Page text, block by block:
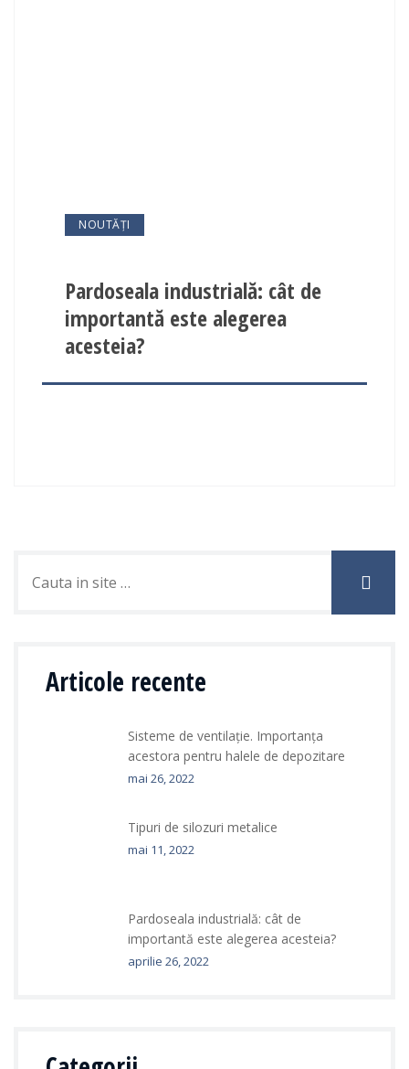
NOUTĂȚI
Pardoseala industrială: cât de
importantă este alegerea
acesteia?
Articole recente
Sisteme de ventilație. Importanța
acestora pentru halele de depozitare
mai 26, 2022
Tipuri de silozuri metalice
mai 11, 2022
Pardoseala industrială: cât de
importantă este alegerea acesteia?
aprilie 26, 2022